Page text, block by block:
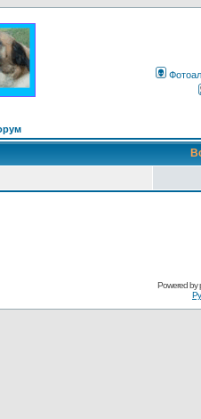
Powered by